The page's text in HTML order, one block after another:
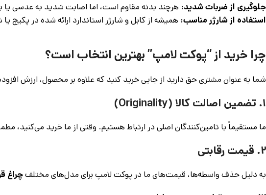
جلوگیری از ضربات شدید: هرچند بدنه مقاوم است، اما اصابت شدید به عدسی
استفاده از شارژر مناسب: همیشه از کابل و شارژر استاندارد ارائه شده در پکیج
چرا خرید از “پوکت لامپ” بهترین انتخاب است؟
شما به عنوان مشتری حق دارید از جایی خرید کنید که علاوه بر محصول، ارزش
۱. تضمین اصالت کالا (Originality)
ما مستقیماً با تامین‌کنندگان اصلی در ارتباط هستیم. وقتی از ما خرید می‌کنید،
۲. قیمت رقابتی
به دلیل حذف واسطه‌ها، قیمت‌های ما در پوکت لامپ برای مدل‌های مختلفچراغ